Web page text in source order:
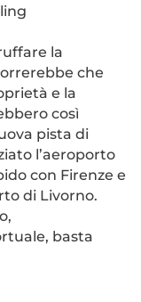
la
che
e la
così
pista di
l’aeroporto
con Firenze e
di Livorno.
basta